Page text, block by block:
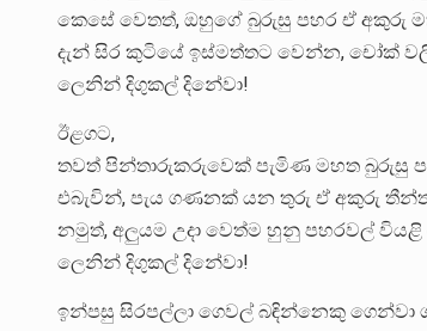
කෙසේ වෙතත්, ඔහුගේ බුරුසු පහර ඒ අකුරු
දැන් සිර කුටියේ ඉස්මත්තට වෙන්න, චෝක්
ලෙනින් දිගුකල් දිනේවා!
ඊළගට,
තවත් පින්තාරුකරුවෙක් පැමිණ මහත බුරුසු
එබැවින්, පැය ගණනක් යන තුරු ඒ අකුරු
නමුත්, අලුයම උදා වෙත්ම හුනු පහරවල්
ලෙනින් දිගුකල් දිනේවා!
ඉන්පසු සිරපල්ලා ගෙවල් බඳින්නෙකු